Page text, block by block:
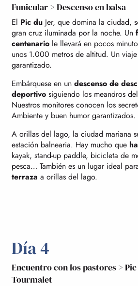
Funicular > Descenso en balsa
El Pic du Jer, que domina la ciudad,
gran cruz iluminada por la noche. Un
centenario le llevará en pocos
unos 1.000 metros de altitud. Un
garantizado.
Embárquese en un descenso de
deportivo siguiendo los meandros
Nuestros monitores conocen los
Ambiente y buen humor garantizados.
A orillas del lago, la ciudad mariana
estación balnearia. Hay mucho que
kayak, stand-up paddle, bicicleta de
pesca… También es un lugar ideal
terraza a orillas del lago.
Día 4
Encuentro con los pastores >
Tourmalet